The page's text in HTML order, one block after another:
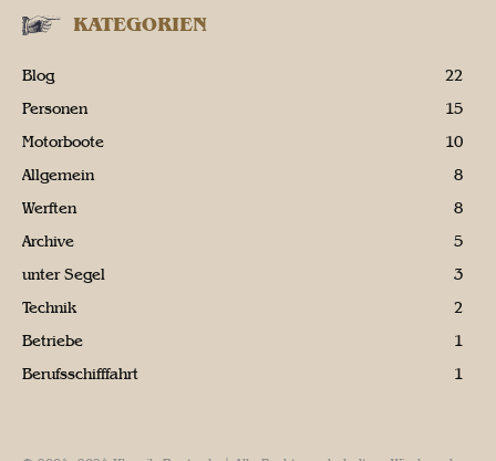
KATEGORIEN
Blog
22
Personen
15
Motorboote
10
Allgemein
8
Werften
8
Archive
5
unter Segel
3
Technik
2
Betriebe
1
Berufsschifffahrt
1